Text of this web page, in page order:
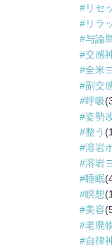
リセ
リラ
与論
交感
全米
副交
呼吸
姿勢
整う
溶岩
溶岩
睡眠
瞑想
美容
老廃
自律